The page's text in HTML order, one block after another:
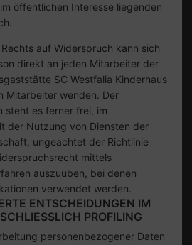
öffentlichen Interesse liegenden
auf Widerspruch kann sich
direkt an jeden Mitarbeiter der
SC Westfalia Kinderhaus
Mitarbeiter wenden. Der
steht es ferner frei, im
der Nutzung von Diensten der
ungeachtet der Richtlinie
mittels
auszuüben, bei denen
verwendet werden.
ENTSCHEIDUNGEN IM
PROFILING
personenbezogener Daten